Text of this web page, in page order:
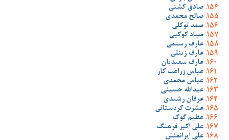
صادق گشنی
صالح محمدی
صمد توکلی
صیاد کوکبی
عارف رستمی
عارف زینلی
عارف سعیدیان
عباس زراعت کار
عباس محمدی
عبدالله حسینی
عرفان رشیدی
عشرت کردستانی
عظیم گوک
علی اکبر فرهنگ
علی ایرانمنش